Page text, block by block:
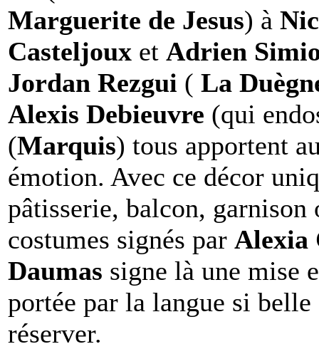
Marguerite de Jesus) à
Casteljoux et Adrien
Jordan Rezgui ( La
Alexis Debieuvre (qui
(Marquis) tous apportent
émotion. Avec ce décor
pâtisserie, balcon,
costumes signés par Alexia
Daumas signe là une mise
portée par la langue si
réserver.